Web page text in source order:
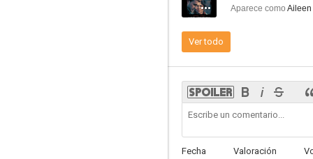
Anna Karenina
8.4
Aparece como Aileen
Ver todo
Fecha Valoración